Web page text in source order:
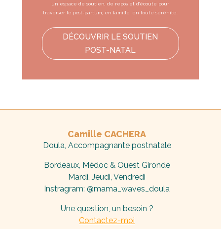
un espace de soutien, de repos et d’écoute pour
traverser le post-partum, en famille, en toute sérénité.
DÉCOUVRIR LE SOUTIEN
POST-NATAL
Camille CACHERA
Doula, Accompagnantepostnatale
Bordeaux, Médoc & Ouest Gironde
Mardi, Jeudi, Vendredi
Instragram: @mama_waves_doula
Une question, un besoin ?
Contactez-moi